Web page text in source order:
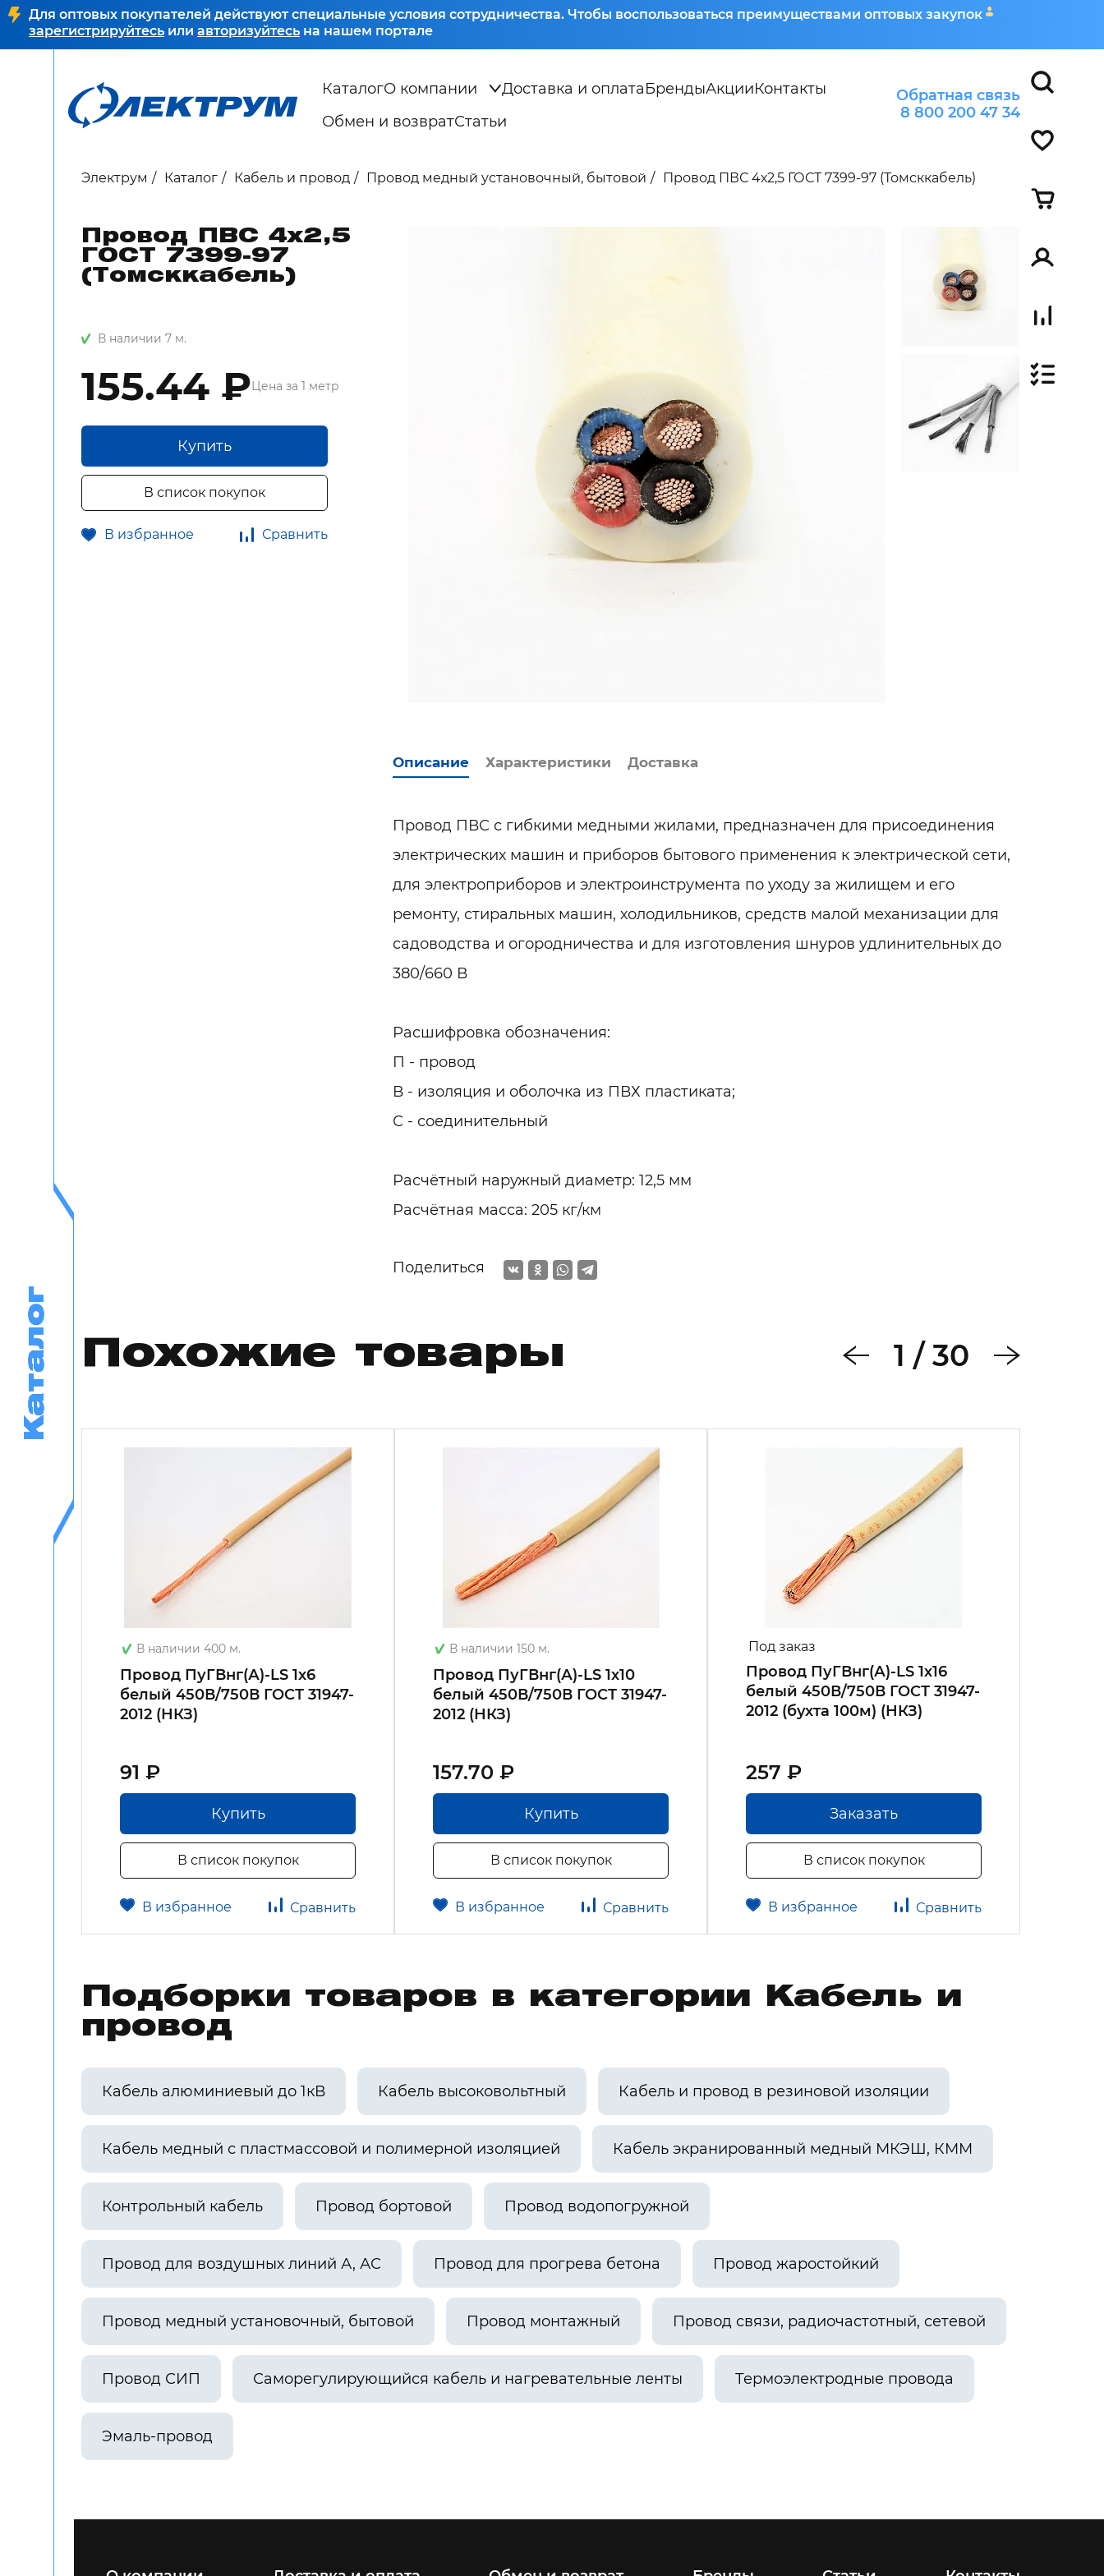
Для оптовых покупателей действуют специальные условия сотрудничества. Чтобы воспользоваться преимуществами оптовых закупок
зарегистрируйтесь или авторизуйтесь на нашем портале
КаталогО компании Доставка и оплатаБрендыАкцииКонтакты
Обмен и возвратСтатьи
Обратная связь
8 800 200 47 34
Каталог
Каталог
Электрум Каталог Кабель и провод Провод медный установочный, бытовой Провод ПВС 4х2,5 ГОСТ 7399-97 (Томсккабель)
Провод ПВС 4х2,5
ГОСТ 7399-97
(Томсккабель)
В наличии 7 м.
155.44 ₽Цена за 1 метр
Купить
В список покупок
В избранное Сравнить
Описание Характеристики Доставка
Провод ПВС с гибкими медными жилами, предназначен для присоединения
электрических машин и приборов бытового применения к электрической сети,
для электроприборов и электроинструмента по уходу за жилищем и его
ремонту, стиральных машин, холодильников, средств малой механизации для
садоводства и огородничества и для изготовления шнуров удлинительных до
380/660 В
Расшифровка обозначения:
П - провод
В - изоляция и оболочка из ПВХ пластиката;
С - соединительный
Расчётный наружный диаметр: 12,5 мм
Расчётная масса: 205 кг/км
Поделиться
Похожие товары 1 / 30
В наличии 400 м.
Провод ПуГВнг(А)-LS 1х6
белый 450В/750В ГОСТ 31947-
2012 (НКЗ)
91 ₽
Купить
В список покупок
В избранное Сравнить
В наличии 150 м.
Провод ПуГВнг(А)-LS 1х10
белый 450В/750В ГОСТ 31947-
2012 (НКЗ)
157.70 ₽
Купить
В список покупок
В избранное Сравнить
Под заказ
Провод ПуГВнг(А)-LS 1х16
белый 450В/750В ГОСТ 31947-
2012 (бухта 100м) (НКЗ)
257 ₽
Заказать
В список покупок
В избранное Сравнить
Подборки товаров в категории Кабель и
провод
Кабель алюминиевый до 1кВ Кабель высоковольтный Кабель и провод в резиновой изоляции
Кабель медный с пластмассовой и полимерной изоляцией Кабель экранированный медный МКЭШ, КММ
Контрольный кабель Провод бортовой Провод водопогружной
Провод для воздушных линий А, АС Провод для прогрева бетона Провод жаростойкий
Провод медный установочный, бытовой Провод монтажный Провод связи, радиочастотный, сетевой
Провод СИП Саморегулирующийся кабель и нагревательные ленты Термоэлектродные провода
Эмаль-провод